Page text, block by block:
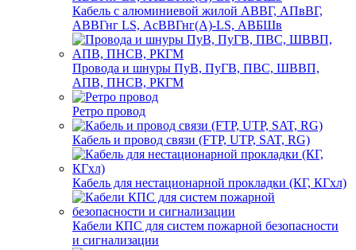
Кабель с алюминиевой жилой АВВГ, АПвВГ,
АВВГнг LS, АсВВГнг(А)-LS, АВБШв
Провода и шнуры ПуВ, ПуГВ, ПВС, ШВВП,
АПВ, ПНСВ, РКГМ
Ретро провод
Кабель и провод связи (FTP, UTP, SAT, RG)
Кабель для нестационарной прокладки (КГ, КГхл)
Кабели КПС для систем пожарной безопасности
и сигнализации